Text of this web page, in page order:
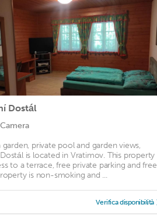
Dostál
Camera
garden, private pool and garden views,
is located in Vratimov. This property
to a terrace, free private parking and free
is non-smoking and ...
Verifica disponibilità